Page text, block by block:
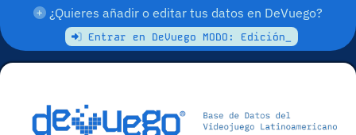
¿Quieres añadir o editar tus datos en DeVuego?
Entrar en DeVuego MODO: Edición_